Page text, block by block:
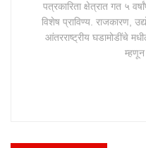
पत्रकारिता क्षेत्रात गत ५
विशेष प्राविण्य. राजकारण,
आंतरराष्ट्रीय घडामोडींचे
म्हणून